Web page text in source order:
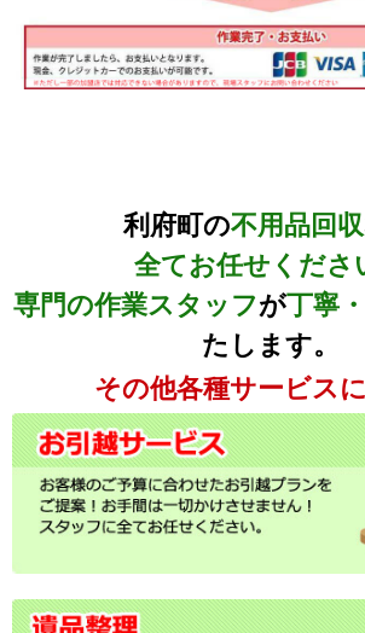
利府町の不用品回収
全てお任せくださ
専門の作業スタッフが丁寧
たします。
その他各種サービス